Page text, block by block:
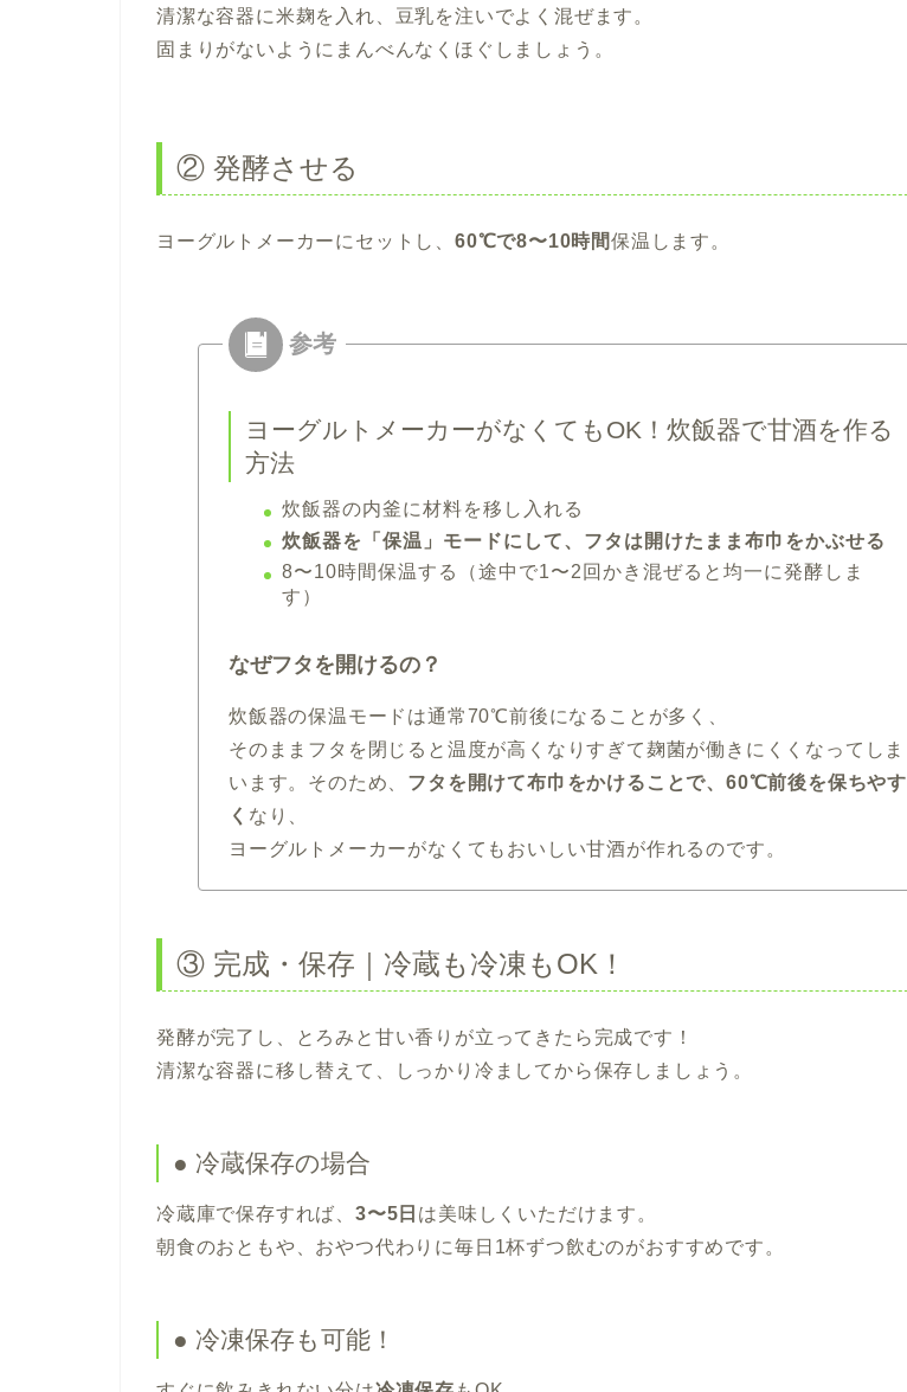
清潔な容器に米麹を入れ、豆乳を注いでよく混ぜます。
固まりがないようにまんべんなくほぐしましょう。
② 発酵させる
ヨーグルトメーカーにセットし、 60℃で8〜10時間保温します。
ヨーグルトメーカーがなくてもOK！炊飯器で甘酒を作る
方法
炊飯器の内釜に材料を移し入れる
炊飯器を「保温」モードにして、フタは開けたまま布巾をかぶせる
8〜10時間保温する（途中で1〜2回かき混ぜると均一に発酵しま
す）
なぜフタを開けるの？
炊飯器の保温モードは通常70℃前後になることが多く、
そのままフタを閉じると温度が高くなりすぎて麹菌が働きにくくなってしま
います。そのため、 フタを開けて布巾をかけることで、60℃前後を保ちやす
く なり、
ヨーグルトメーカーがなくてもおいしい甘酒が作れるのです。
③ 完成・保存｜冷蔵も冷凍もOK！
発酵が完了し、とろみと甘い香りが立ってきたら完成です！
清潔な容器に移し替えて、しっかり冷ましてから保存しましょう。
● 冷蔵保存の場合
冷蔵庫で保存すれば、 3〜5日 は美味しくいただけます。
朝食のおともや、おやつ代わりに毎日1杯ずつ飲むのがおすすめです。
● 冷凍保存も可能！